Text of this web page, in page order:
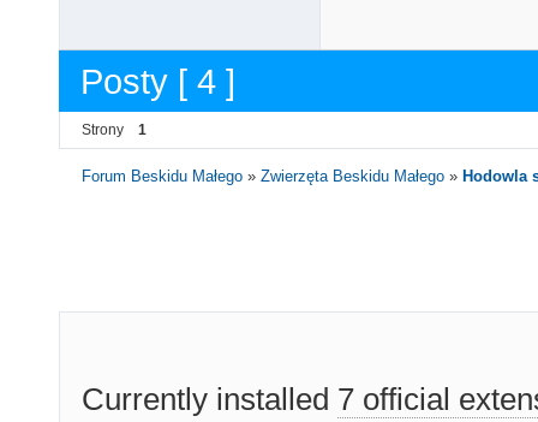
Posty [ 4 ]
Strony 1
Forum Beskidu Małego »Zwierzęta Beskidu Małego » Hodowla
Currently installed 7 official